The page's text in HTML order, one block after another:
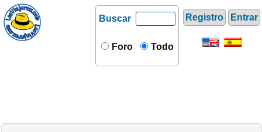
Registro Entrar
Buscar
Foro Todo